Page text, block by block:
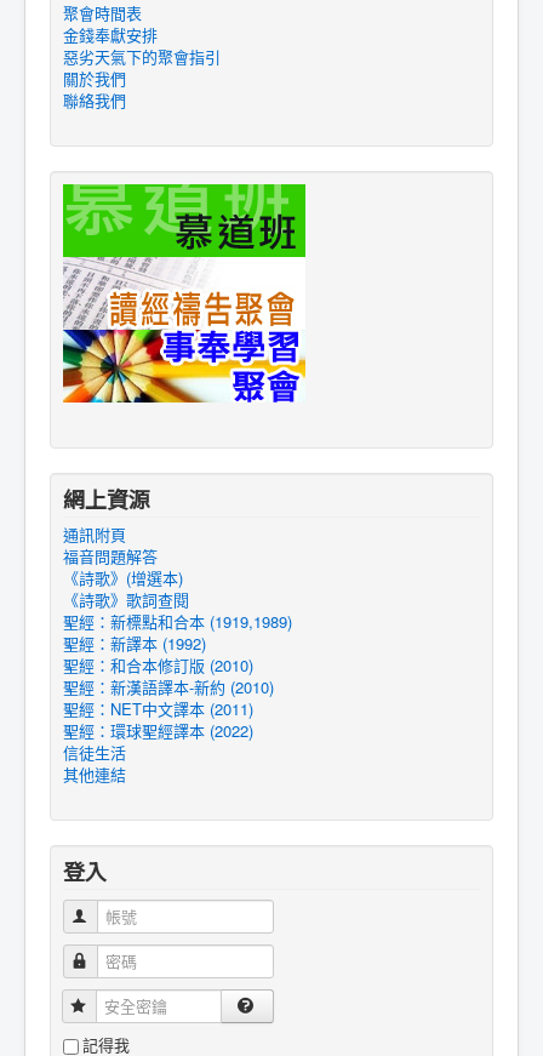
聚會時間表
金錢奉獻安排
惡劣天氣下的聚會指引
關於我們
聯絡我們
網上資源
通訊附頁
福音問題解答
《詩歌》(增選本)
《詩歌》歌詞查閱
聖經：新標點和合本 (1919,1989)
聖經：新譯本 (1992)
聖經：和合本修訂版 (2010)
聖經：新漢語譯本-新約 (2010)
聖經：NET中文譯本 (2011)
聖經：環球聖經譯本 (2022)
信徒生活
其他連結
登入
帳號
密碼
安全密鑰
記得我